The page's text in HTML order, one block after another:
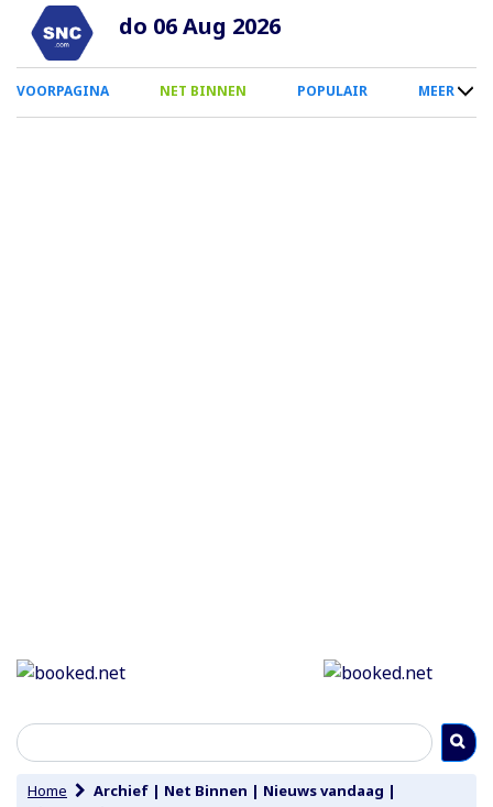
Overslaan
naar
inhoud
do 06 Aug 2026
0
Smartphone
VOORPAGINA NET BINNEN POPULAIR MEER
Home Archief | Net Binnen | Nieuws vandaag |